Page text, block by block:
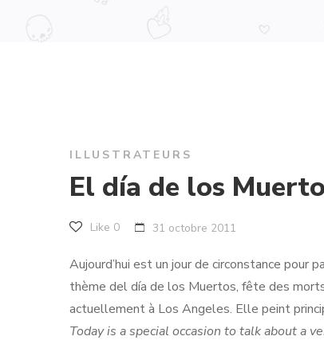
ILLUSTRATEURS
El día de los
Like 0 31 octobre 2011
Aujourd’hui est un jour de circonstance
thème del día de los Muertos, fête des
actuellement à Los Angeles. Elle peint
Today is a special occasion to talk about a